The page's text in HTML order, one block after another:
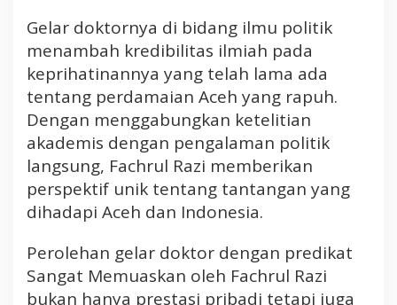
Gelar doktornya di bidang ilmu politik
menambah kredibilitas ilmiah pada
keprihatinannya yang telah lama ada
tentang perdamaian Aceh yang rapuh.
Dengan menggabungkan ketelitian
akademis dengan pengalaman politik
langsung, Fachrul Razi memberikan
perspektif unik tentang tantangan yang
dihadapi Aceh dan Indonesia.
Perolehan gelar doktor dengan predikat
Sangat Memuaskan oleh Fachrul Razi
bukan hanya prestasi pribadi tetapi juga